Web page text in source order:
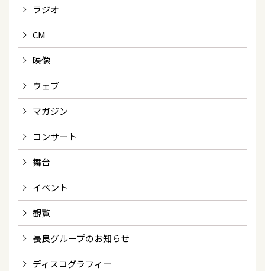
ラジオ
CM
映像
ウェブ
マガジン
コンサート
舞台
イベント
観覧
長良グループのお知らせ
ディスコグラフィー